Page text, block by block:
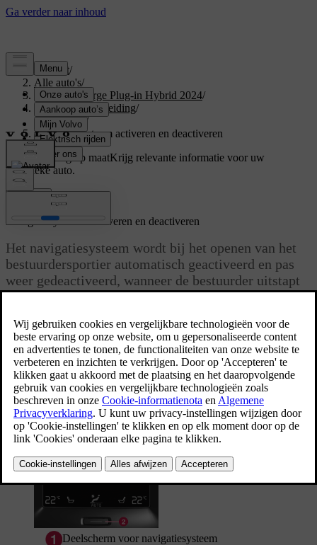
Support/
Alle auto's/
XC40 Recharge Plug-in Hybrid 2024/
Gebruikershandleiding/
Navigatie/
Navigatiesysteem activeren en deactiveren
Ondersteuning op maatKrijg relevante informatie voor uw
specifieke auto.
Bijgewerkt 16/03/2023
Navigatiesysteem activeren en deactiveren
Het navigatiesysteem wordt bij het openen van het
bestuurdersportier automatisch geactiveerd en pas
weer gedeactiveerd, wanneer de bestuurder uitstapt
en de auto vergrendelt.
Navigatie activeren
Deelscherm voor navigatiesysteem